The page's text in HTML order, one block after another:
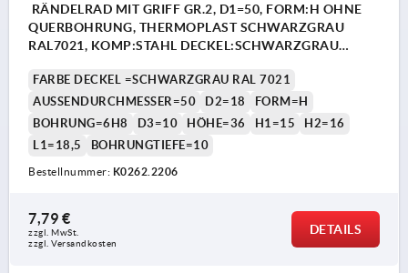
RÄNDELRAD MIT GRIFF GR.2, D1=50, FORM:H OHNE
QUERBOHRUNG, THERMOPLAST SCHWARZGRAU
RAL7021, KOMP:STAHL DECKEL:SCHWARZGRAU
FARBE DECKEL =SCHWARZGRAU RAL 7021
AUSSENDURCHMESSER=50
D2=18
FORM=H
BOHRUNG=6H8
D3=10 HÖHE=36 H1=15
H2=16
L1=18,5
BOHRUNGTIEFE=10
Bestellnummer: K0262.2206
7,79 €
zzgl. MwSt.
zzgl. Versandkosten
DETAILS